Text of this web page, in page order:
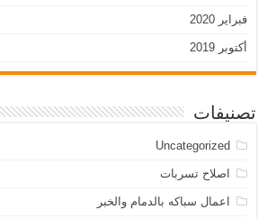
فبراير 2020
أكتوبر 2019
تصنيفات
Uncategorized
اصلاح تسربات
اعمال سباكه بالدمام والخبر